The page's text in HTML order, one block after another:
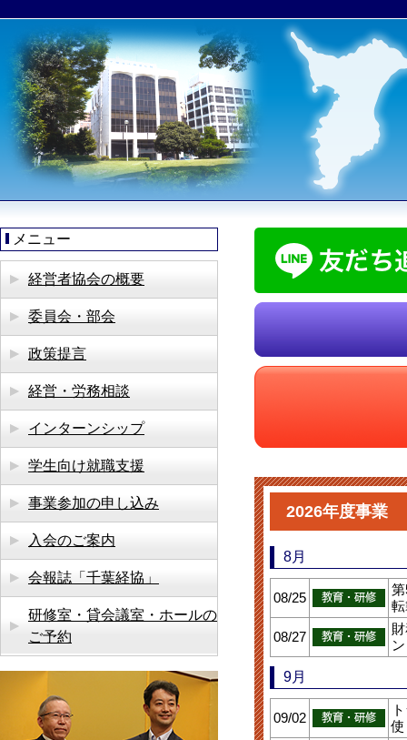
メニュー
経営者協会の概要
委員会・部会
政策提言
経営・労務相談
インターンシップ
学生向け就職支援
事業参加の申し込み
入会のご案内
会報誌「千葉経協」
研修室・貸会議室・ホールの
ご予約
2026年度事業
8月
08/25
08/27
9月
09/02